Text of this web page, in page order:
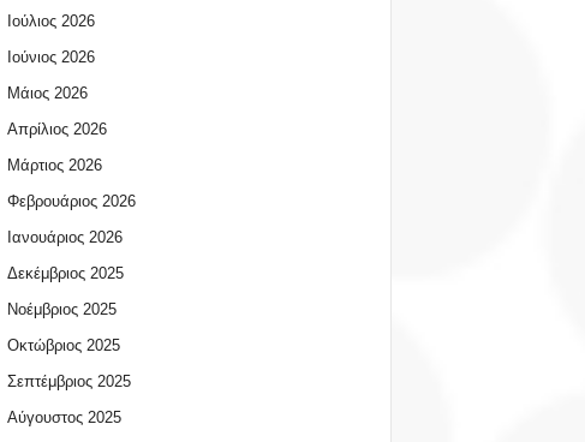
Ιούλιος 2026
Ιούνιος 2026
Μάιος 2026
Απρίλιος 2026
Μάρτιος 2026
Φεβρουάριος 2026
Ιανουάριος 2026
Δεκέμβριος 2025
Νοέμβριος 2025
Οκτώβριος 2025
Σεπτέμβριος 2025
Αύγουστος 2025